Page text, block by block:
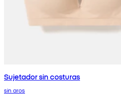
Sujetador sin costuras
sin aros